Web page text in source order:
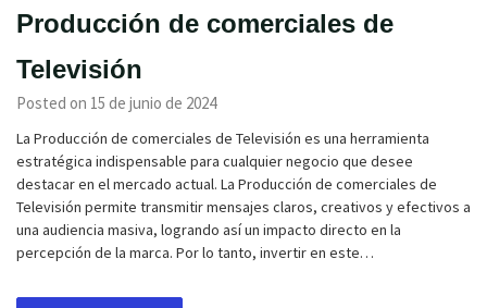
Producción de comerciales de
Televisión
Posted on 15 de junio de 2024
La Producción de comerciales de Televisión es una herramienta
estratégica indispensable para cualquier negocio que desee
destacar en el mercado actual. La Producción de comerciales de
Televisión permite transmitir mensajes claros, creativos y efectivos a
una audiencia masiva, logrando así un impacto directo en la
percepción de la marca. Por lo tanto, invertir en este…